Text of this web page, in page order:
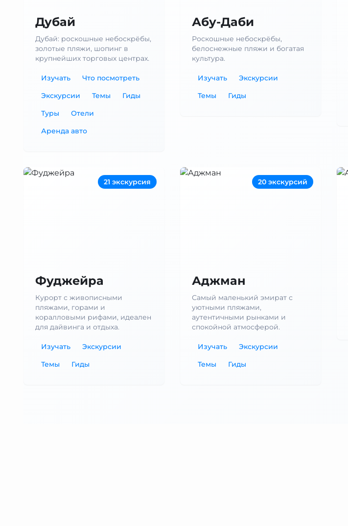
Дубай
Дубай: роскошные небоскрёбы,
золотые пляжи, шопинг в
крупнейших торговых центрах.
Изучать
Что посмотреть
Экскурсии
Темы
Гиды
Туры
Отели
Аренда авто
Абу-Даби
Роскошные небоскрёбы,
белоснежные пляжи и богатая
культура.
Изучать
Экскурсии
Темы
Гиды
21 экскурсия
Фуджейра
Курорт с живописными
пляжами, горами и
коралловыми рифами, идеален
для дайвинга и отдыха.
Изучать
Экскурсии
Темы
Гиды
20 экскурсий
Аджман
Самый маленький эмират с
уютными пляжами,
аутентичными рынками и
спокойной атмосферой.
Изучать
Экскурсии
Темы
Гиды